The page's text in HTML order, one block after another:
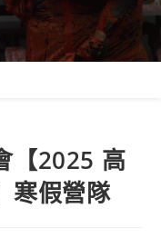
【2025 高
寒假營隊